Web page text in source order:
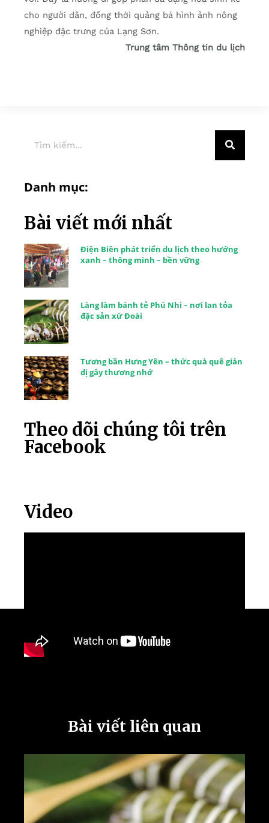
cho người dân, đồng thời quảng bá hình ảnh nông
nghiệp đặc trưng của Lạng Sơn.
Trung tâm Thông tin du lịch
Danh mục:
Bài viết mới nhất
Điện Biên phát triển du lịch theo hướng
xanh – thông minh – bền vững
Làng làm bánh tẻ Phú Nhi – nơi lan tỏa
đặc sản xứ Đoài
Tương bần Hưng Yên – thức quà quê giản
dị gây thương nhớ
Theo dõi chúng tôi trên
Facebook
Video
Bài viết liên quan